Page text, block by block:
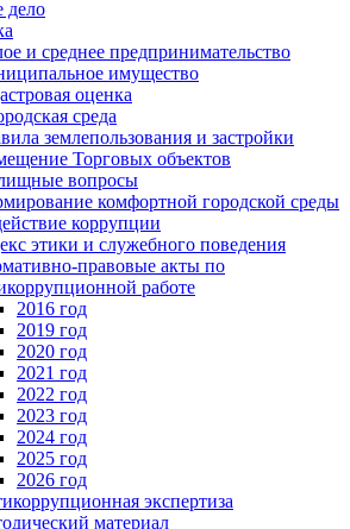
дело
и среднее предпринимательство
имущество
оценка
среда
землепользования и застройки
Торговых объектов
вопросы
комфортной городской среды
коррупции
этики и служебного поведения
правовые акты по
работе
2016 год
2019 год
2020 год
2021 год
2022 год
2023 год
2024 год
2025 год
2026 год
экспертиза
материал